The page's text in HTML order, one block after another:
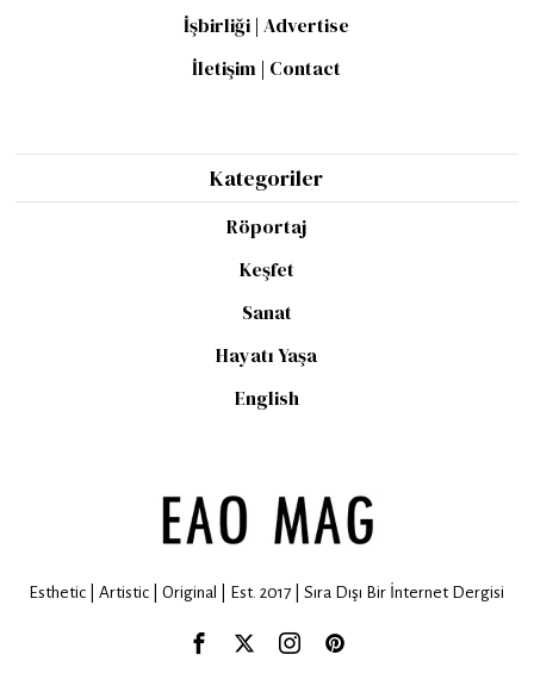
İşbirliği | Advertise
İletişim | Contact
Kategoriler
Röportaj
Keşfet
Sanat
Hayatı Yaşa
English
Esthetic | Artistic | Original | Est. 2017 | Sıra Dışı Bir İnternet Dergisi